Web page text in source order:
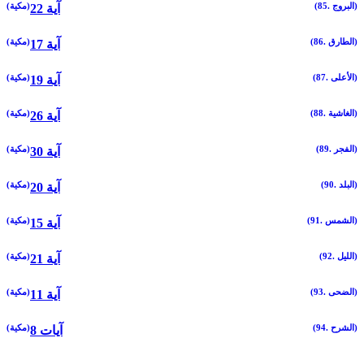
(85. البروج) (مكية) 22 آية
(86. الطارق) (مكية) 17 آية
(87. الأعلى) (مكية) 19 آية
(88. الغاشية) (مكية) 26 آية
(89. الفجر) (مكية) 30 آية
(90. البلد) (مكية) 20 آية
(91. الشمس) (مكية) 15 آية
(92. الليل) (مكية) 21 آية
(93. الضحى) (مكية) 11 آية
(94. الشرح) (مكية) 8 آيات